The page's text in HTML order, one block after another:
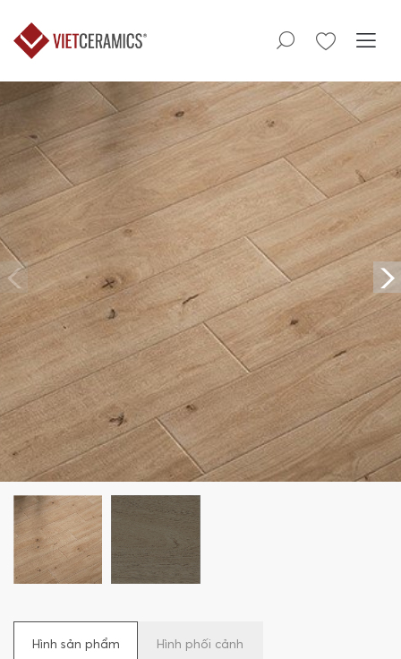
Hình sản phẩm Hình phối cảnh